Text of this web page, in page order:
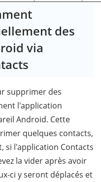
des
via
supprimer des
l'application
Android. Cette
quelques contacts,
si l'application Contacts
la vider après avoir
ci y seront déplacés et